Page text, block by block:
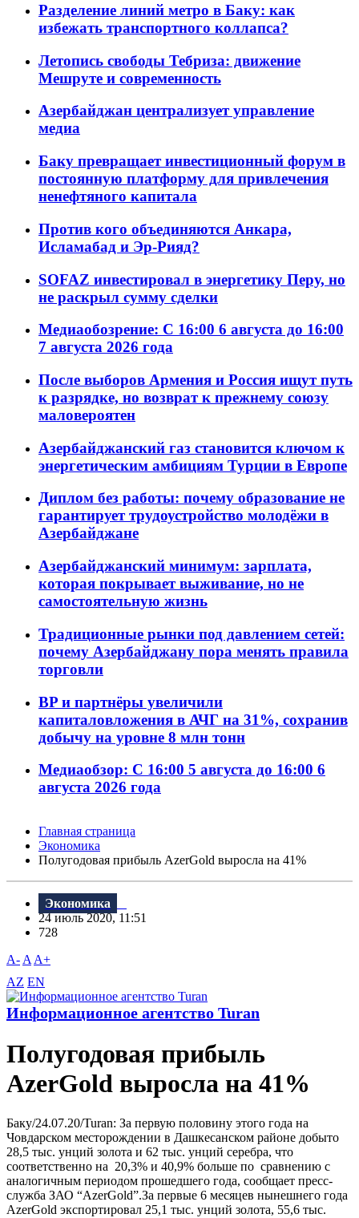
Разделение линий метро в Баку: как
избежать транспортного коллапса?
Летопись свободы Тебриза: движение
Мешруте и современность
Азербайджан централизует управление
медиа
Баку превращает инвестиционный форум в
постоянную платформу для привлечения
ненефтяного капитала
Против кого объединяются Анкара,
Исламабад и Эр-Рияд?
SOFAZ инвестировал в энергетику Перу, но
не раскрыл сумму сделки
Медиаобозрение: С 16:00 6 августа до 16:00
7 августа 2026 года
После выборов Армения и Россия ищут путь
к разрядке, но возврат к прежнему союзу
маловероятен
Азербайджанский газ становится ключом к
энергетическим амбициям Турции в Европе
Диплом без работы: почему образование не
гарантирует трудоустройство молодёжи в
Азербайджане
Азербайджанский минимум: зарплата,
которая покрывает выживание, но не
самостоятельную жизнь
Традиционные рынки под давлением сетей:
почему Азербайджану пора менять правила
торговли
BP и партнёры увеличили
капиталовложения в АЧГ на 31%, сохранив
добычу на уровне 8 млн тонн
Медиаобзор: С 16:00 5 августа до 16:00 6
августа 2026 года
Главная страница
Экономика
Полугодовая прибыль AzerGold выросла на 41%
Экономика
24 июль 2020, 11:51
728
A- A A+
AZ EN
Информационное агентство Turan
Полугодовая прибыль
AzerGold выросла на 41%
Баку/24.07.20/Turan: За первую половину этого года на
Човдарском месторождении в Дашкесанском районе добыто
28,5 тыс. унций золота и 62 тыс. унций серебра, что
соответственно на 20,3% и 40,9% больше по сравнению с
аналогичным периодом прошедшего года, сообщает пресс-
служба ЗАО “AzerGold”.За первые 6 месяцев нынешнего года
AzerGold экспортировал 25,1 тыс. унций золота, 55,6 тыс.